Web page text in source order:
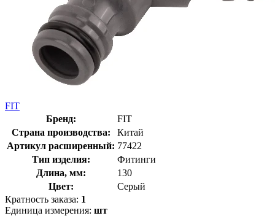
FIT
Бренд:
FIT
Страна производства:
Китай
Артикул расширенный: 77422
Тип изделия:
Фитинги
Длина, мм:
130
Цвет:
Серый
Кратность заказа: 1
Единица измерения: шт